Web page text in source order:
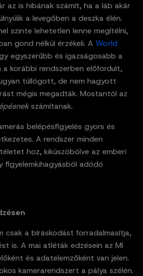
az is hibának számít, ha a láb akár
a levegőben a deszka élén.
szinte lehetetlen lenne megítélni,
gond nélkül érzékeli. A World
egyszerűbb és igazságosabb a
a korábbi rendszerben előfordult,
túllógott, de nem hagyott
mégis megadták. Mostantól az
számítanak.
belépésfigyelés gyors és
A rendszer minden
hoz, kiküszöbölve az emberi
figyelemkihagyásból adódó
csak a bíráskodást forradalmasítja,
is. A mai atléták edzésein az MI
és adatelemzőként van jelen.
kamerarendszert a pálya szélén.